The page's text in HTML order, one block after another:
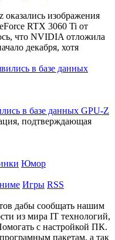
изображения
RTX 3060 Ti от
что NVIDIA отложила
декабря, хотя
в базе данных GPU-Z
подтверждающая
Юмор
Игры RSS
дабы сообщать нашим
из мира IT технологий,
с настройкой ПК.
пакетам, а так